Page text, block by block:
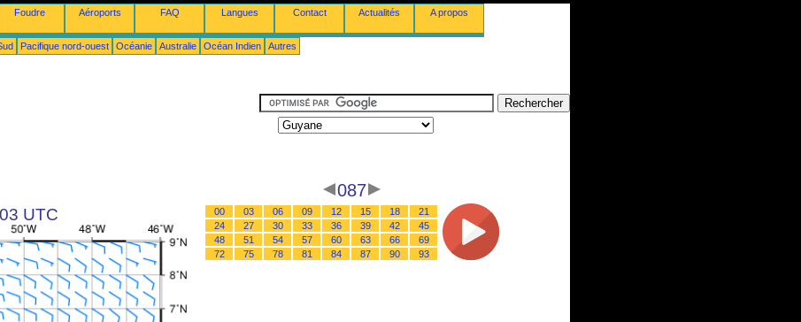
Foudre Aéroports FAQ Langues Contact Actualités A propos
Pacifique nord-ouest Océanie Australie Océan Indien Autres
UTC
087
00 03 06 09 12 15 18
21
24
27 30 33 36 39 42
45
48
51 54 57 60 63 66
69
72
75 78 81 84 87 90 93